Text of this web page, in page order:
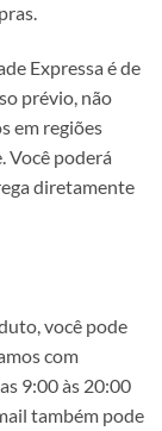
Expressa é de
prévio, não
em regiões
Você poderá
diretamente
você pode
com
9:00 às 20:00
também pode